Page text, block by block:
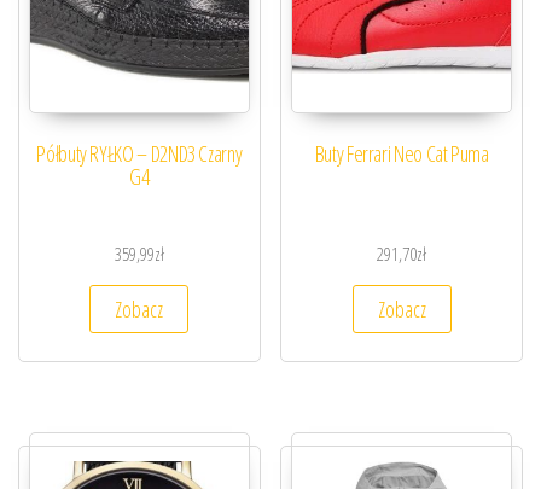
Półbuty RYŁKO – D2ND3 Czarny
G4
359,99zł
Zobacz
Buty Ferrari Neo Cat Puma
291,70zł
Zobacz